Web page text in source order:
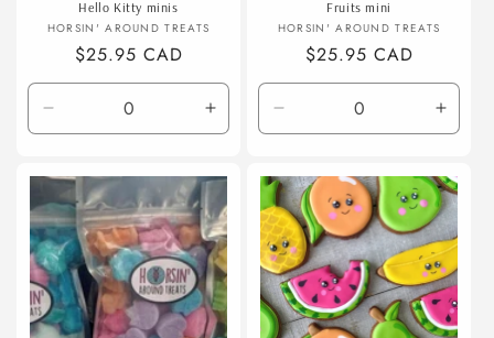
Hello Kitty minis
Fournisseur :
HORSIN' AROUND TREATS
Prix
habituel
$25.95 CAD
la
de
Default
Title
Augmenter
la
de
Default
Title
Fruits mini
Fournisseur :
HORSIN' AROUND TREATS
Prix
habituel
$25.95 CAD
la
de
Default
Title
la
de
Title